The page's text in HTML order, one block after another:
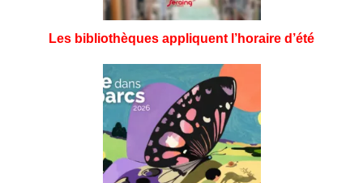
Les bibliothèques appliquent l’horaire d’été